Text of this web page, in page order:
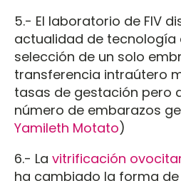
5.- El laboratorio de FIV
actualidad de tecnología
selección de un solo
transferencia intraútero
tasas de gestación pero
número de embarazos
Yamileth Motato)
6.- La vitrificación
ha cambiado la forma